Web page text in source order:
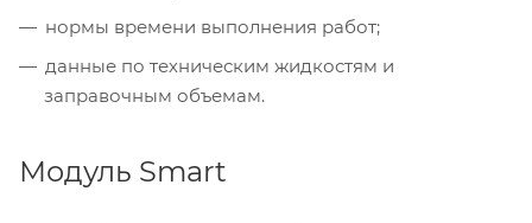
нормы времени выполнения работ;
данные по техническим жидкостям и
заправочным объемам.
Модуль Smart